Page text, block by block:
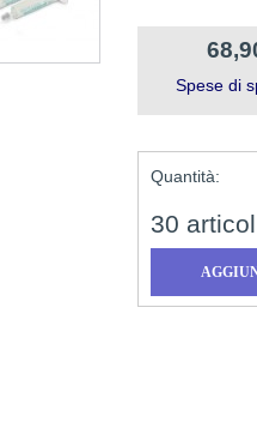
Spese di
Quantità:
30